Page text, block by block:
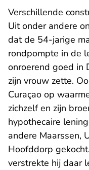
Verschillende
Uit onder andere
dat de 54-jarige
rondpompte in de
onroerend goed in
zijn vrouw zette.
Curaçao op
zichzelf en zijn
hypothecaire
andere Maarssen,
Hoofddorp
verstrekte hij daar